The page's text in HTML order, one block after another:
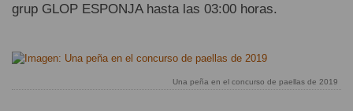
grup GLOP ESPONJA hasta las 03:00 horas.
Una peña en el concurso de paellas de 2019